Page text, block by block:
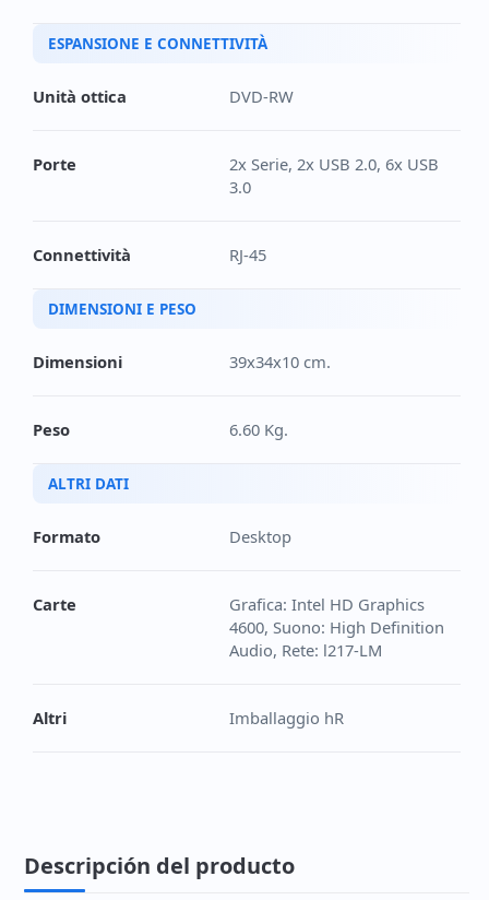
ESPANSIONE E CONNETTIVITÀ
Unità ottica DVD-RW
Porte
2x Serie, 2x USB 2.0, 6x USB
3.0
Connettività RJ-45
DIMENSIONI E PESO
Dimensioni 39x34x10 cm.
Peso 6.60 Kg.
ALTRI DATI
Formato Desktop
Carte
Grafica: Intel HD Graphics
4600, Suono: High Definition
Audio, Rete: l217-LM
Altri Imballaggio hR
Descripción del producto